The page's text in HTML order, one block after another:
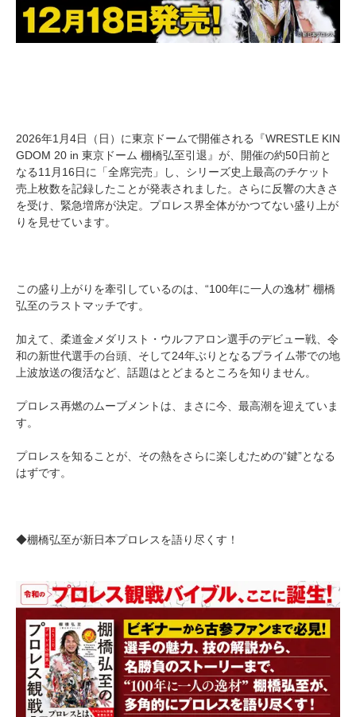
2026年1月4日（日）に東京ドームで開催される『WRESTLE KIN
GDOM 20 in 東京ドーム 棚橋弘至引退』が、開催の約50日前と
なる11月16日に「全席完売」し、シリーズ史上最高のチケット
売上枚数を記録したことが発表されました。さらに反響の大きさ
を受け、緊急増席が決定。プロレス界全体がかつてない盛り上が
りを見せています。
この盛り上がりを牽引しているのは、“100年に一人の逸材” 棚橋
弘至のラストマッチです。
加えて、柔道金メダリスト・ウルフアロン選手のデビュー戦、令
和の新世代選手の台頭、そして24年ぶりとなるプライム帯での地
上波放送の復活など、話題はとどまるところを知りません。
プロレス再燃のムーブメントは、まさに今、最高潮を迎えていま
す。
プロレスを知ることが、その熱をさらに楽しむための“鍵”となる
はずです。
◆棚橋弘至が新日本プロレスを語り尽くす！